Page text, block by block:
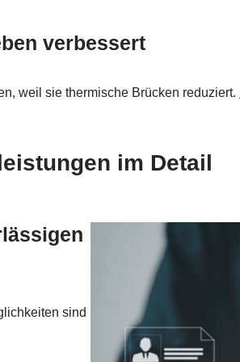
verbessert
weil sie thermische Brücken reduziert.
im Detail
sind